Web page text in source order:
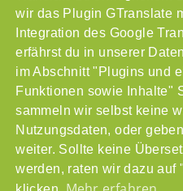
wir das Plugin GTranslate
Integration des Google
erfährst du in unserer
im Abschnitt "Plugins und
Funktionen sowie Inhalte"
sammeln wir selbst keine
Nutzungsdaten, oder
weiter. Sollte keine
werden, raten wir dazu auf
StoP
–
Stadtteile
ohne
Partnergewalt
e.V.
Pinnasberg
27
20359
Intranet
Impressum
Gefördert
durch